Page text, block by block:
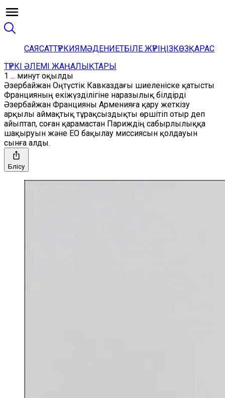
САЯСАТТҮРКИЯМӘДЕНИЕТБІЛЕ ЖҮРІҢІЗКӨЗҚАРАС
ТҮРКІ ӘЛЕМІ ЖАҢАЛЫҚТАРЫ
1 ... минут оқылды
Әзербайжан Оңтүстік Кавказдағы шиеленіске қатысты
Францияның екіжүзділігіне наразылық білдірді
Әзербайжан Францияны Арменияға қару жеткізу
арқылы аймақтық тұрақсыздықты өршітіп отыр деп
айыптап, соған қарамастан Париждің сабырлылыққа
шақыруын және ЕО бақылау миссиясын қолдауын
сынға алды.
Бөлісу